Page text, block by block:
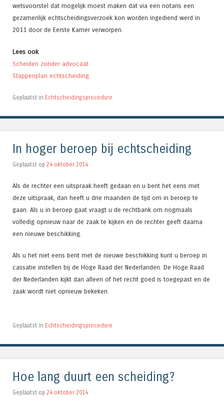
wetsvoorstel dat mogelijk moest maken dat via een notaris een
gezamenlijk echtscheidingsverzoek kon worden ingediend werd in
2011 door de Eerste Kamer verworpen.
Lees ook
Scheiden zonder advocaat
Stappenplan echtscheiding
Geplaatst in Echtscheidingsprocedure
In hoger beroep bij echtscheiding
Geplaatst op 24 oktober 2014
Als de rechter een uitspraak heeft gedaan en u bent het eens met
deze uitspraak, dan heeft u drie maanden de tijd om in beroep te
gaan. Als u in beroep gaat vraagt u de rechtbank om nogmaals
volledig opnieuw naar de zaak te kijken en de rechter geeft daarna
een nieuwe beschikking.
Als u het niet eens bent met de nieuwe beschikking kunt u beroep in
cassatie instellen bij de Hoge Raad der Nederlanden. De Hoge Raad
der Nederlanden kijkt dan alleen of het recht goed is toegepast en de
zaak wordt niet opnieuw bekeken.
Geplaatst in Echtscheidingsprocedure
Hoe lang duurt een scheiding?
Geplaatst op 24 oktober 2014